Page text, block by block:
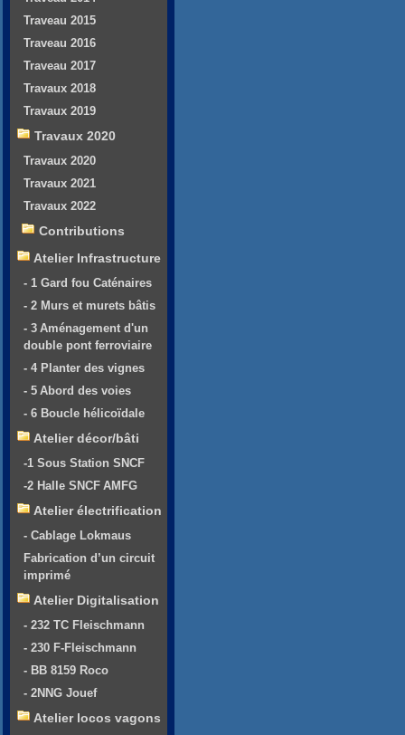
Traveau 2015
Traveau 2016
Traveau 2017
Travaux 2018
Travaux 2019
Travaux 2020
Travaux 2020
Travaux 2021
Travaux 2022
Contributions
Atelier Infrastructure
- 1 Gard fou Caténaires
- 2 Murs et murets bâtis
- 3 Aménagement d'un
double pont ferroviaire
- 4 Planter des vignes
- 5 Abord des voies
- 6 Boucle hélicoïdale
Atelier décor/bâti
-1 Sous Station SNCF
-2 Halle SNCF AMFG
Atelier électrification
- Cablage Lokmaus
Fabrication d’un circuit
imprimé
Atelier Digitalisation
- 232 TC Fleischmann
- 230 F-Fleischmann
- BB 8159 Roco
- 2NNG Jouef
Atelier locos vagons